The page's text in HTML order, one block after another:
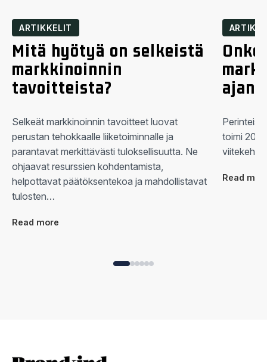
ARTIKKELIT
Mitä hyötyä on selkeistä
markkinoinnin
tavoitteista?
Selkeät markkinoinnin tavoitteet luovat
perustan tehokkaalle liiketoiminnalle ja
parantavat merkittävästi tuloksellisuutta. Ne
ohjaavat resurssien kohdentamista,
helpottavat päätöksentekoa ja mahdollistavat
tulosten…
Read more
ajan
toimi
Read